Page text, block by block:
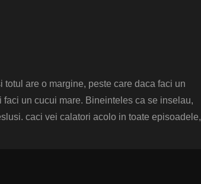
are o margine, peste care daca faci un
un cucui mare. Bineinteles ca se inselau,
caci vei calatori acolo in toate episoadele,